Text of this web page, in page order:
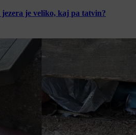
jezera je veliko, kaj pa tatvin?